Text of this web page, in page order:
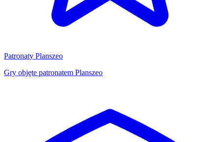
Patronaty Planszeo
Gry objęte patronatem Planszeo